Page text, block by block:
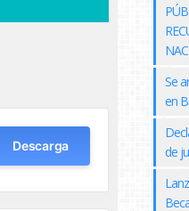
Descarga
Se
en
de